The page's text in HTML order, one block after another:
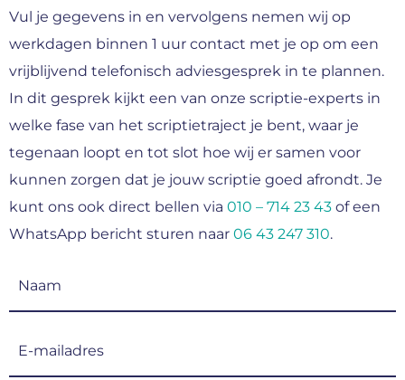
Vul je gegevens in en vervolgens nemen wij op
werkdagen binnen 1 uur contact met je op om een
vrijblijvend telefonisch adviesgesprek in te plannen.
In dit gesprek kijkt een van onze scriptie-experts in
welke fase van het scriptietraject je bent, waar je
tegenaan loopt en tot slot hoe wij er samen voor
kunnen zorgen dat je jouw scriptie goed afrondt. Je
kunt ons ook direct bellen via 010 – 714 23 43 of een
WhatsApp bericht sturen naar 06 43 247 310.